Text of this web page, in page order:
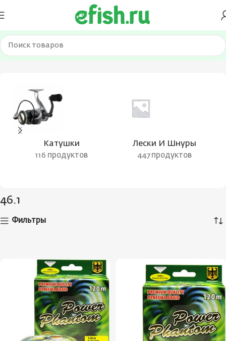
Главная Товар Разрывная нагрузка, кг 46.1
Катушки
116 продуктов
Лески И Шнуры
447 продуктов
46.1
Фильтры